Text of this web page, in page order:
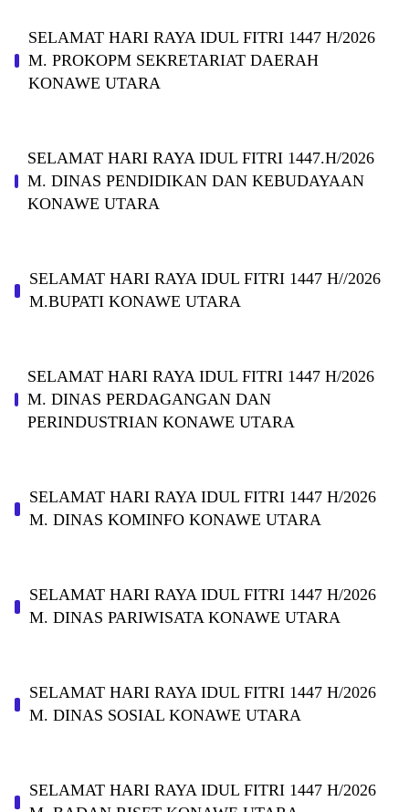
SELAMAT HARI RAYA IDUL FITRI 1447 H/2026
M. PROKOPM SEKRETARIAT DAERAH
KONAWE UTARA
SELAMAT HARI RAYA IDUL FITRI 1447.H/2026
M. DINAS PENDIDIKAN DAN KEBUDAYAAN
KONAWE UTARA
SELAMAT HARI RAYA IDUL FITRI 1447 H//2026
M.BUPATI KONAWE UTARA
SELAMAT HARI RAYA IDUL FITRI 1447 H/2026
M. DINAS PERDAGANGAN DAN
PERINDUSTRIAN KONAWE UTARA
SELAMAT HARI RAYA IDUL FITRI 1447 H/2026
M. DINAS KOMINFO KONAWE UTARA
SELAMAT HARI RAYA IDUL FITRI 1447 H/2026
M. DINAS PARIWISATA KONAWE UTARA
SELAMAT HARI RAYA IDUL FITRI 1447 H/2026
M. DINAS SOSIAL KONAWE UTARA
SELAMAT HARI RAYA IDUL FITRI 1447 H/2026